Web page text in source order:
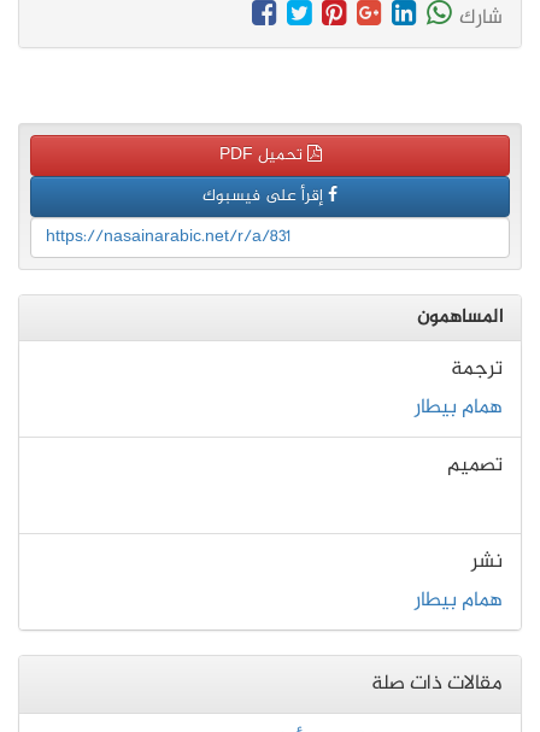
شارك
تحميل PDF
إقرأ على فيسبوك
https://nasainarabic.net/r/a/831
المساهمون
ترجمة
همام بيطار
تصميم
نشر
همام بيطار
مقالات ذات صلة